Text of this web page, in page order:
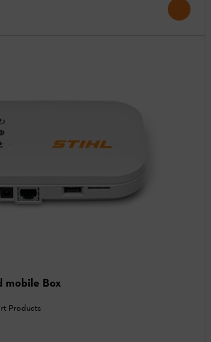
mobile Box
Products